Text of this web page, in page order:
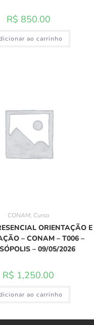
R$ 850.00
ao carrinho
CONAM, Curso
ORIENTAÇÃO E
– CONAM – T006 –
– 09/05/2026
R$ 1,250.00
ao carrinho